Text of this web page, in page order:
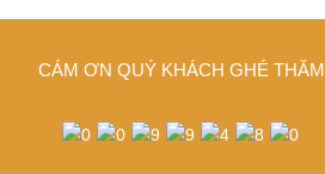
CÁM ƠN QUÝ KHÁCH GHÉ THĂM